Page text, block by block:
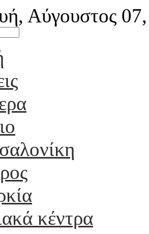
Αύγουστος
κέντρα